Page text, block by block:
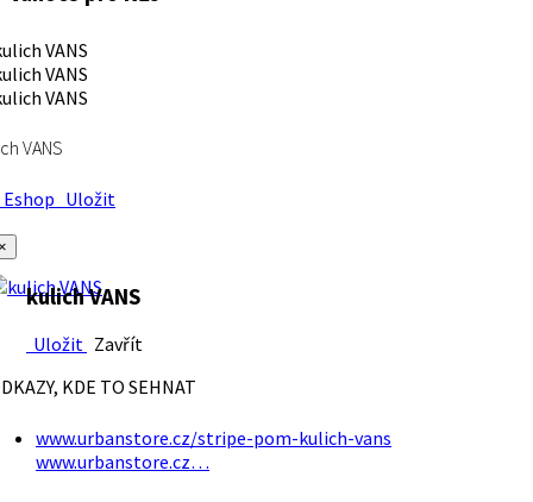
VANS
Uložit
kulich VANS
Uložit Zavřít
KDE TO SEHNAT
www.urbanstore.cz/stripe-pom-kulich-vans
www.urbanstore.cz…